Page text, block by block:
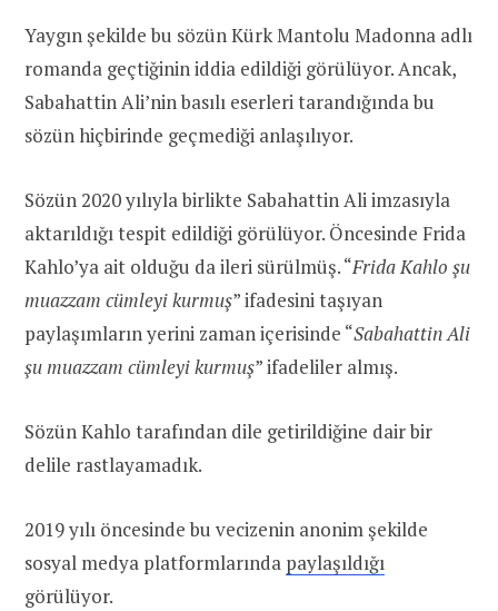
Yaygın şekilde bu sözün Kürk Mantolu Madonna adlı
romanda geçtiğinin iddia edildiği görülüyor. Ancak,
Sabahattin Ali’nin basılı eserleri tarandığında bu
sözün hiçbirinde geçmediği anlaşılıyor.
Sözün 2020 yılıyla birlikte Sabahattin Ali imzasıyla
aktarıldığı tespit edildiği görülüyor. Öncesinde Frida
Kahlo’ya ait olduğu da ileri sürülmüş. “Frida Kahlo şu
muazzam cümleyi kurmuş” ifadesini taşıyan
paylaşımların yerini zaman içerisinde “Sabahattin Ali
şu muazzam cümleyi kurmuş” ifadeliler almış.
Sözün Kahlo tarafından dile getirildiğine dair bir
delile rastlayamadık.
2019 yılı öncesinde bu vecizenin anonim şekilde
sosyal medya platformlarında paylaşıldığı
görülüyor.